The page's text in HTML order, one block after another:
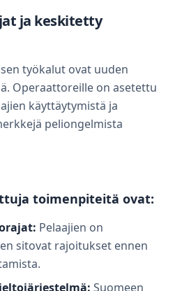
ja keskitetty
työkalut ovat uuden
Operaattoreille on asetettu
käyttäytymistä ja
peliongelmista
toimenpiteitä ovat:
Pelaajien on
sitovat rajoitukset ennen
Suomeen